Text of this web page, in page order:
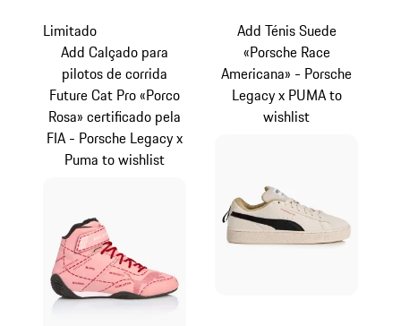
Limitado
Add Calçado para
pilotos de corrida
Future Cat Pro «Porco
Rosa» certificado pela
FIA - Porsche Legacy x
Puma to wishlist
Add Ténis Suede
«Porsche Race
Americana» - Porsche
Legacy x PUMA to
wishlist